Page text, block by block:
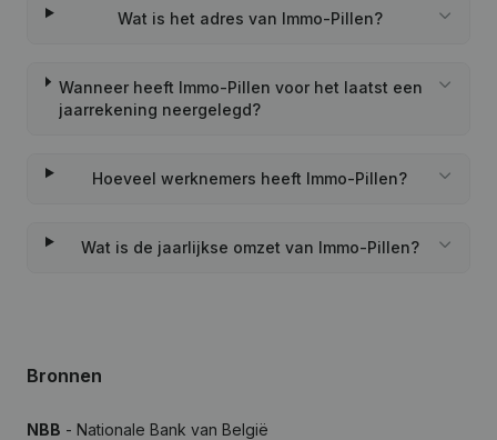
Wat is het adres van Immo-Pillen?
Wanneer heeft Immo-Pillen voor het laatst een
jaarrekening neergelegd?
Hoeveel werknemers heeft Immo-Pillen?
Wat is de jaarlijkse omzet van Immo-Pillen?
Bronnen
NBB - Nationale Bank van België